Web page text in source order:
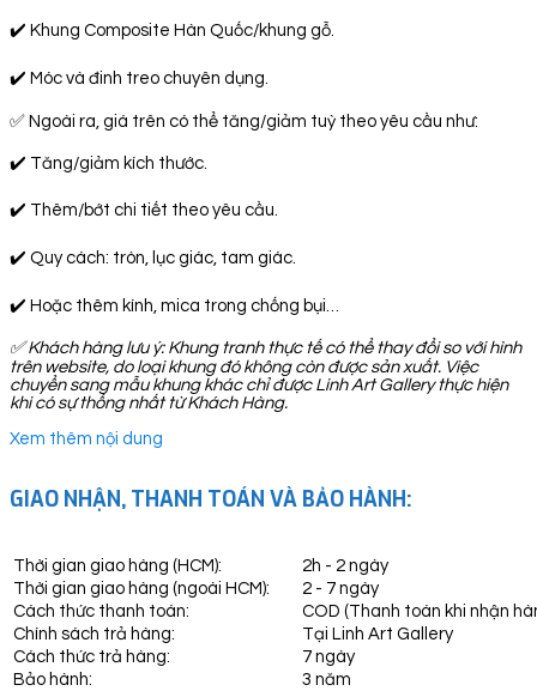
✔️ Khung Composite Hàn Quốc/khung gỗ.
✔️ Móc và đinh treo chuyên dụng.
✅ Ngoài ra, giá trên có thể tăng/giảm tuỳ theo yêu cầu như:
✔️ Tăng/giảm kích thước.
✔️ Thêm/bớt chi tiết theo yêu cầu.
✔️ Quy cách: tròn, lục giác, tam giác.
✔️ Hoặc thêm kính, mica trong chống bụi…
✅Khách hàng lưu ý: Khung tranh thực tế có thể thay đổi so với hình
trên website, do loại khung đó không còn được sản xuất. Việc
chuyển sang mẫu khung khác chỉ được Linh Art Gallery thực hiện
khi có sự thống nhất từ Khách Hàng.
Xem thêm nội dung
GIAO NHẬN, THANH TOÁN VÀ BẢO HÀNH:
Thời gian giao hàng (HCM):
2h - 2 ngày
Thời gian giao hàng (ngoài HCM):
2 - 7 ngày
Cách thức thanh toán:
COD (Thanh toán khi nhận
Chính sách trả hàng:
Tại Linh Art Gallery
Cách thức trả hàng:
7 ngày
Bảo hành:
3 năm